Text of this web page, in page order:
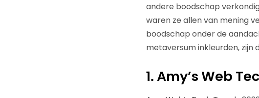
andere boodschap
waren ze allen van mening
boodschap onder de
metaversum inkleurden, zijn
1. Amy’s Web